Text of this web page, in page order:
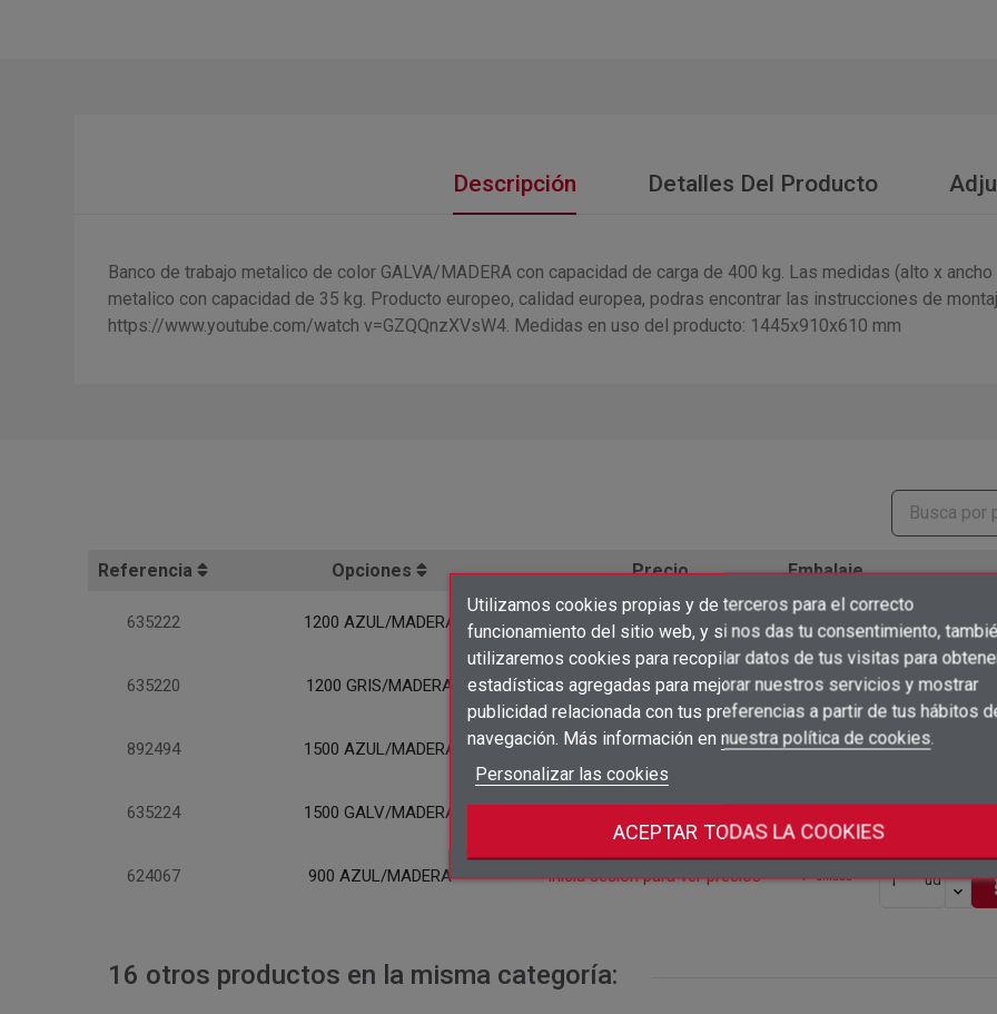
Añadir a la lista de deseos×
add_circle_outline
Crear nueva lista
Crear lista de deseos ×
Nombre de la lista de deseos
Crear lista de deseos
Iniciar sesión ×
Debe iniciar sesión para guardar productos en su lista de deseos.
Utilizamos cookies propias y de terceros para el correcto
funcionamiento del sitio web, y si nos das tu consentimiento,
utilizaremos cookies para recopilar datos de tus visitas para
estadísticas agregadas para mejorar nuestros servicios y mostrar
publicidad relacionada con tus preferencias a partir de tus hábitos
navegación. Más información en nuestra política de cookies.
Personalizar las cookies
ACEPTAR TODAS LA COOKIES
Descripción Detalles Del Producto
Banco de trabajo metalico de color GALVA/MADERA con capacidad de carga de 400 kg. Las medidas (alto x
metalico con capacidad de 35 kg. Producto europeo, calidad europea, podras encontrar las instrucciones de
https://www.youtube.com/watch v=GZQQnzXVsW4. Medidas en uso del producto: 1445x910x610 mm
Referencia Opciones Precio Embalaje
635222 1200 AZUL/MADERA Inicia sesión para ver precios 1 ud
635220 1200 GRIS/MADERA Inicia sesión para ver precios 1 unidad ud
892494 1500 AZUL/MADERA Inicia sesión para ver precios 1 unidad ud
635224 1500 GALV/MADERA 1
624067 900 AZUL/MADERA Inicia sesión para ver precios 1 unidad ud
16 otros productos en la misma categoría: